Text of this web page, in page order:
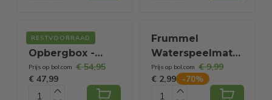
Draadloos
Waterdicht - NL
Handleiding
RESTVOORRAAD
Deuba
Opbergbox -
Buiten -
120x46x57 cm -
Antraciet
Prijs op bol.com € 54,95
€ 47,99
Frummel
Waterspeelmat
Baby – Watermat
– Speelkleed –
Opblaasbaar –
Prijs op bol.com € 9,99
€ 2,99
-70%